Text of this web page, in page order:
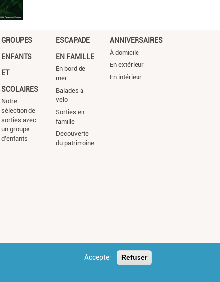
GROUPES
ENFANTS
ET
SCOLAIRES
Notre
sélection de
sorties avec
un groupe
d'enfants
ESCAPADE
EN FAMILLE
En bord de
mer
Balades à
vélo
Sorties en
famille
Découverte
du patrimoine
ANNIVERSAIRES
À domicile
En extérieur
En intérieur
Accepter Refuser